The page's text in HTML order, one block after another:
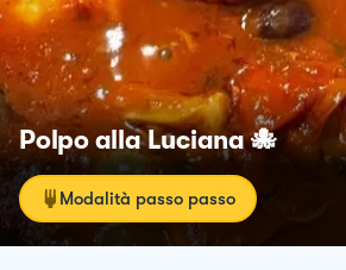
Polpo alla Luciana 🐙
Modalità passo passo